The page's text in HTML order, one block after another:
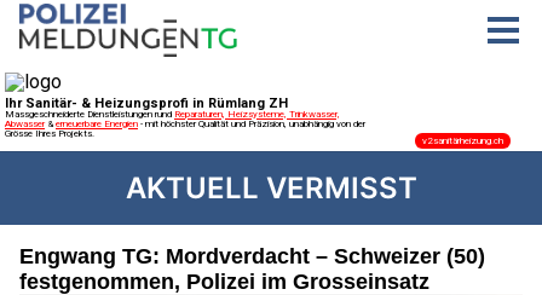
AKTUELL VERMISST
Engwang TG: Mordverdacht – Schweizer (50)
festgenommen, Polizei im Grosseinsatz